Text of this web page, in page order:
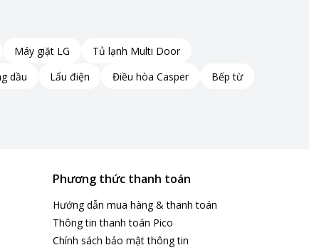
Máy giặt LG
Tủ lạnh Multi Door
dầu Lẩu điện Điều hòa Casper
Bếp từ
Phương thức thanh toán
Hướng dẫn mua hàng & thanh toán
Thông tin thanh toán Pico
Chính sách bảo mật thông tin